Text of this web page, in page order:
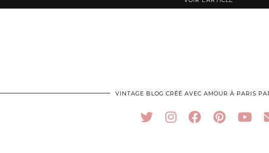
VINTAGE BLOG CRÉÉ AVEC AMOUR À PARIS